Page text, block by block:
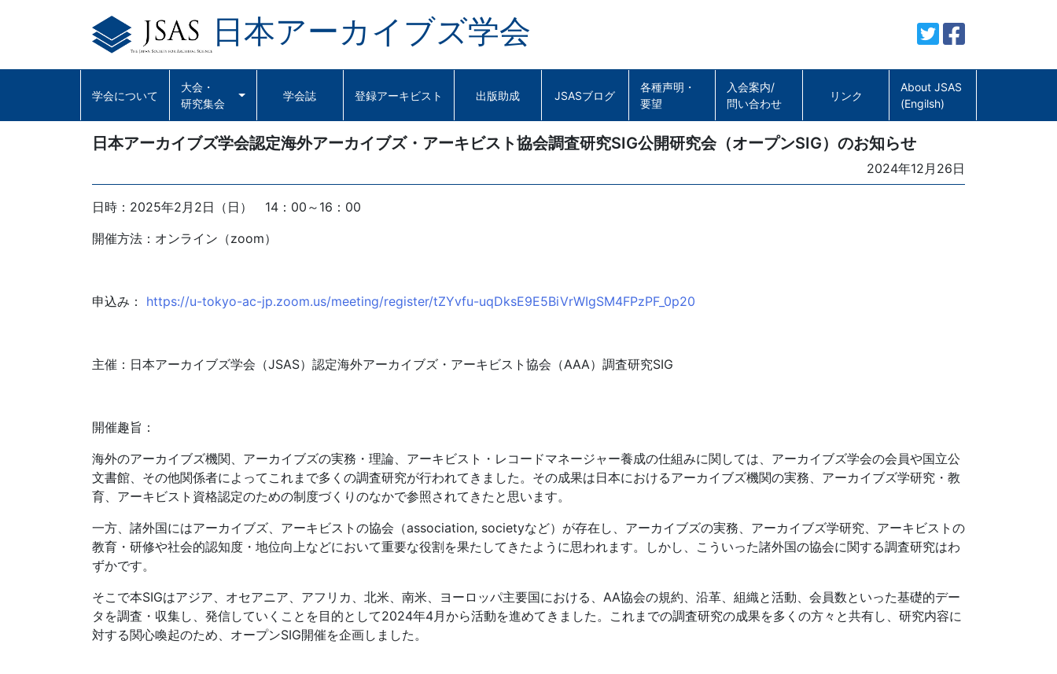
日本アーカイブズ学会
学会について
大会・
研究集会
学会誌 登録アーキビスト 出版助成 JSASブログ
各種声明・
要望
入会案内/
問い合わせ
リンク
About JSAS
(Engilsh)
日本アーカイブズ学会認定海外アーカイブズ・アーキビスト協会調査研究SIG公開研究会（オープンSIG）のお知らせ
Posted
on
2024年12月26日
日時：2025年2月2日（日） 14：00～16：00
開催方法：オンライン（zoom）
申込み： https://u-tokyo-ac-jp.zoom.us/meeting/register/tZYvfu-uqDksE9E5BiVrWIgSM4FPzPF_0p20
主催：日本アーカイブズ学会（JSAS）認定海外アーカイブズ・アーキビスト協会（AAA）調査研究SIG
開催趣旨：
海外のアーカイブズ機関、アーカイブズの実務・理論、アーキビスト・レコードマネージャー養成の仕組みに関しては、アーカイブズ学会の会員や国立公
文書館、その他関係者によってこれまで多くの調査研究が行われてきました。その成果は日本におけるアーカイブズ機関の実務、アーカイブズ学研究・教
育、アーキビスト資格認定のための制度づくりのなかで参照されてきたと思います。
一方、諸外国にはアーカイブズ、アーキビストの協会（association, societyなど）が存在し、アーカイブズの実務、アーカイブズ学研究、アーキビストの
教育・研修や社会的認知度・地位向上などにおいて重要な役割を果たしてきたように思われます。しかし、こういった諸外国の協会に関する調査研究はわ
ずかです。
そこで本SIGはアジア、オセアニア、アフリカ、北米、南米、ヨーロッパ主要国における、AA協会の規約、沿革、組織と活動、会員数といった基礎的デー
タを調査・収集し、発信していくことを目的として2024年4月から活動を進めてきました。これまでの調査研究の成果を多くの方々と共有し、研究内容に
対する関心喚起のため、オープンSIG開催を企画しました。